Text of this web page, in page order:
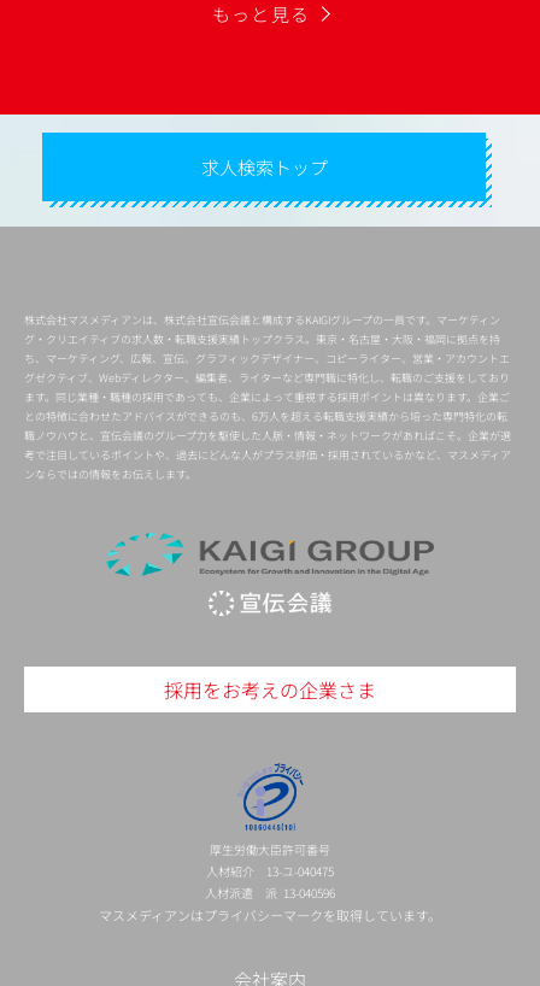
もっと見る
求人検索トップ
株式会社マスメディアンは、株式会社宣伝会議と構成するKAIGIグループの一員です。マーケティン
グ・クリエイティブの求人数・転職支援実績トップクラス。東京・名古屋・大阪・福岡に拠点を持
ち、マーケティング、広報、宣伝、グラフィックデザイナー、コピーライター、営業・アカウントエ
グゼクティブ、Webディレクター、編集者、ライターなど専門職に特化し、転職のご支援をしており
ます。同じ業種・職種の採用であっても、企業によって重視する採用ポイントは異なります。企業ご
との特徴に合わせたアドバイスができるのも、6万人を超える転職支援実績から培った専門特化の転
職ノウハウと、宣伝会議のグループ力を駆使した人脈・情報・ネットワークがあればこそ。企業が選
考で注目しているポイントや、過去にどんな人がプラス評価・採用されているかなど、マスメディア
ンならではの情報をお伝えします。
採用をお考えの企業さま
厚生労働大臣許可番号
人材紹介 13-ユ-040475
人材派遣 派 13-040596
マスメディアンはプライバシーマークを取得しています。
会社案内